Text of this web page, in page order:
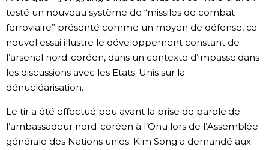
testé un nouveau système de “missiles de combat
ferroviaire” présenté comme un moyen de défense, ce
nouvel essai illustre le développement constant de
l’arsenal nord-coréen, dans un contexte d’impasse dans
les discussions avec les Etats-Unis sur la
dénucléarisation.
Le tir a été effectué peu avant la prise de parole de
l’ambassadeur nord-coréen à l’Onu lors de l’Assemblée
générale des Nations unies. Kim Song a demandé aux